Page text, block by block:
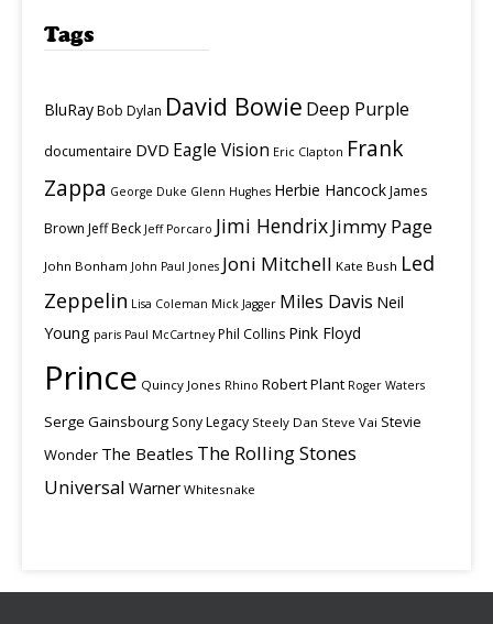
Tags
BluRayBob Dylan David Bowie Deep Purple
documentaire DVD Eagle Vision Eric Clapton Frank
Zappa George Duke Glenn Hughes Herbie HancockJames
Brown Jeff Beck Jeff Porcaro Jimi HendrixJimmy Page
John Bonham John Paul Jones Joni Mitchell Kate Bush Led
Zeppelin Lisa Coleman Mick Jagger Miles Davis Neil
Young paris Paul McCartney Phil Collins Pink Floyd
Prince Quincy Jones Rhino Robert Plant Roger Waters
Serge Gainsbourg Sony Legacy Steely Dan Steve Vai Stevie
Wonder The Beatles The Rolling Stones
Universal Warner Whitesnake